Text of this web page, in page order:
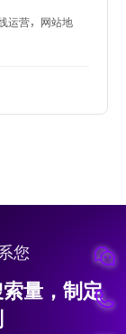
运营，网站地
您
量，制定